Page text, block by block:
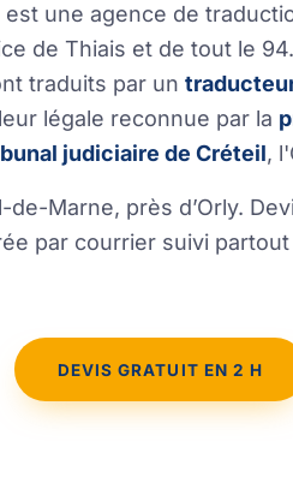
est une agence de
de Thiais et de tout le
traduits par un
légale reconnue par la
judiciaire de Créteil,
de-Marne, près d’Orly.
par courrier suivi
DEVIS GRATUIT EN 2 H